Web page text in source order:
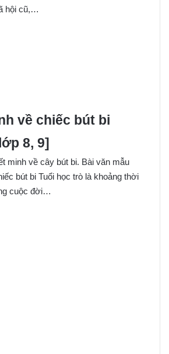
hội cũ,…
về chiếc bút bi
8, 9]
minh về cây bút bi. Bài văn mẫu
bút bi Tuổi học trò là khoảng thời
cuộc đời…